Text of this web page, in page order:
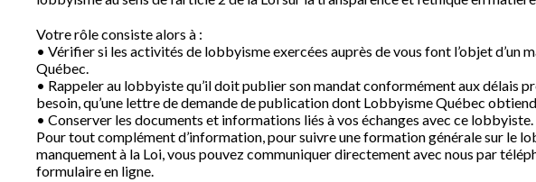
Votre rôle consiste alors à :
• Vérifier si les activités de lobbyisme exercées auprès de vous font l’objet d’un
Québec.
• Rappeler au lobbyiste qu’il doit publier son mandat conformément aux délais
besoin, qu’une lettre de demande de publication dont Lobbyisme Québec
• Conserver les documents et informations liés à vos échanges avec ce lobbyiste.
Pour tout complément d’information, pour suivre une formation générale sur le
manquement à la Loi, vous pouvez communiquer directement avec nous par
formulaire en ligne.